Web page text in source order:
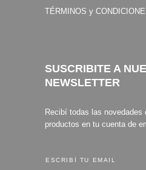
TÉRMINOS y
SUSCRIBITE A
NEWSLETTER
Recibí todas las
productos en tu cuenta de